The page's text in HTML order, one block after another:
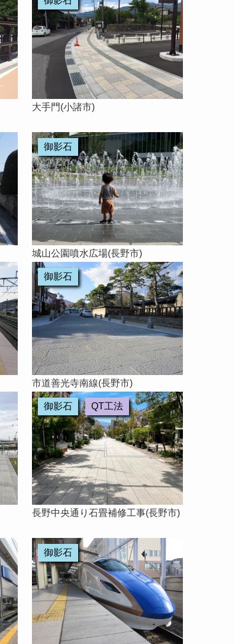
大手門(小諸市)
城山公園噴水広場(長野市)
御影石
市道善光寺南線(長野市)
御影石
長野中央通り石畳補修工事(長野市)
御影石 QT工法
御影石